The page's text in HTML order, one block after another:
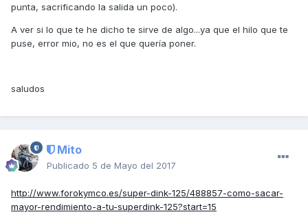
punta, sacrificando la salida un poco).
A ver si lo que te he dicho te sirve de algo...ya que el hilo que te
puse, error mio, no es el que quería poner.
saludos
Mito
Publicado 5 de Mayo del 2017
http://www.forokymco.es/super-dink-125/488857-como-sacar-
mayor-rendimiento-a-tu-superdink-125?start=15